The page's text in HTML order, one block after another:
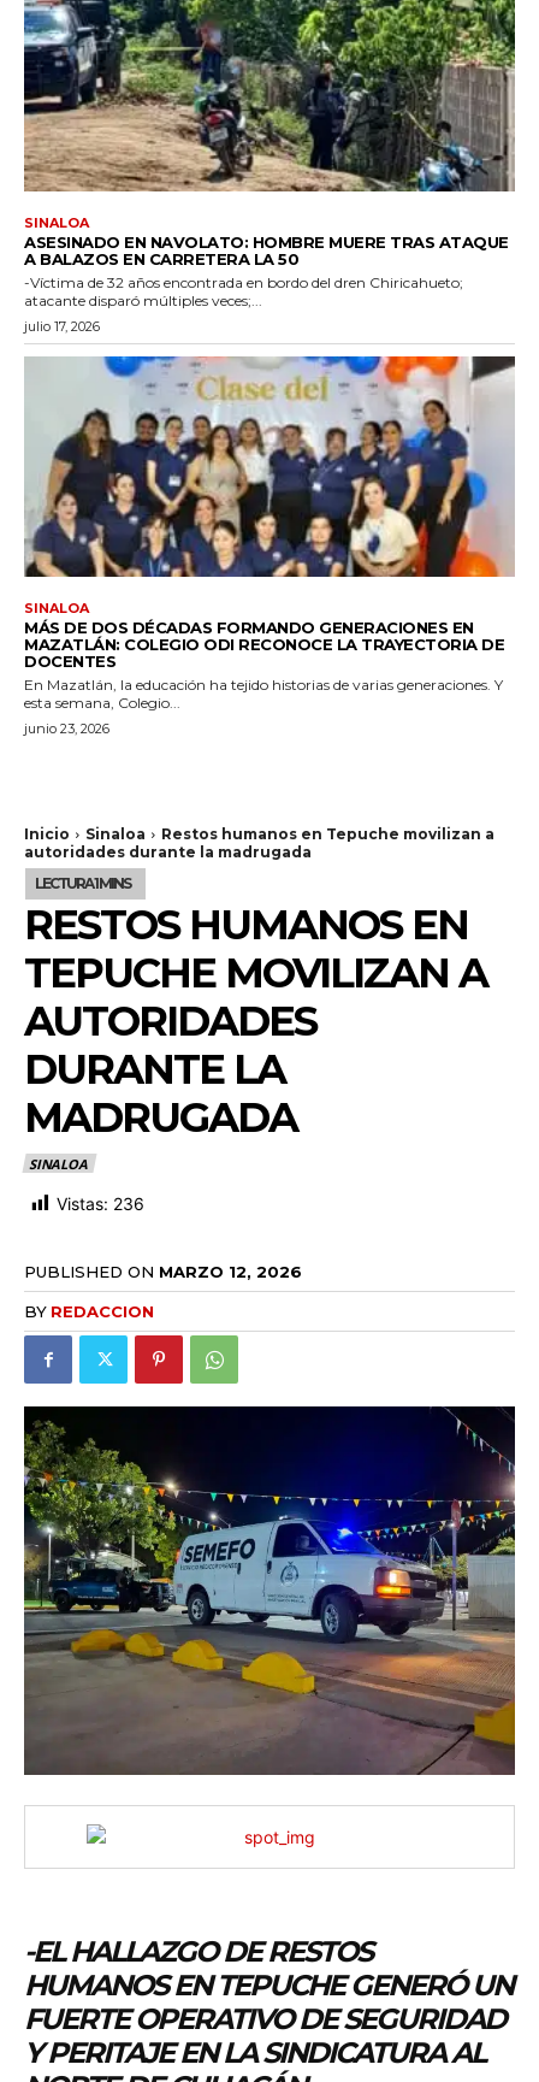
SINALOA
ASESINADO EN NAVOLATO: HOMBRE MUERE TRAS ATAQUE
A BALAZOS EN CARRETERA LA 50
-Víctima de 32 años encontrada en bordo del dren Chiricahueto;
atacante disparó múltiples veces;...
julio 17, 2026
SINALOA
MÁS DE DOS DÉCADAS FORMANDO GENERACIONES EN
MAZATLÁN: COLEGIO ODI RECONOCE LA TRAYECTORIA DE
DOCENTES
En Mazatlán, la educación ha tejido historias de varias generaciones. Y
esta semana, Colegio...
junio 23, 2026